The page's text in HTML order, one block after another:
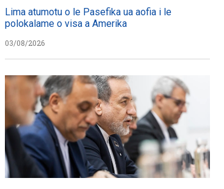
Lima atumotu o le Pasefika ua aofia i le
polokalame o visa a Amerika
03/08/2026